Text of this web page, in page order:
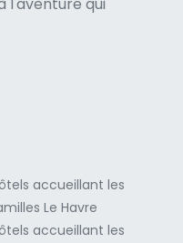
accueillant les
Le Havre
accueillant les